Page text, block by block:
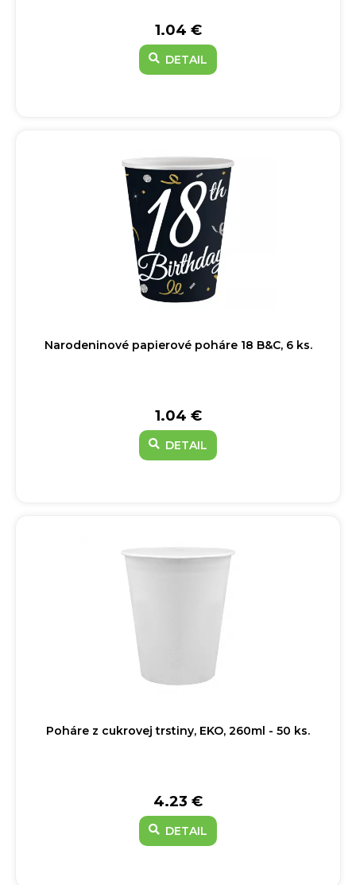
1.04 €
DETAIL
Narodeninové papierové poháre 18 B&C, 6 ks.
1.04 €
DETAIL
Poháre z cukrovej trstiny, EKO, 260ml - 50 ks.
4.23 €
DETAIL